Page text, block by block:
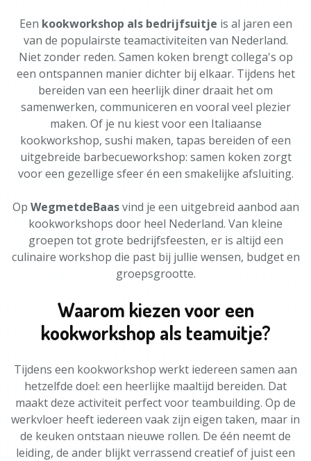
Een kookworkshop als bedrijfsuitje is al jaren een
van de populairste teamactiviteiten van Nederland.
Niet zonder reden. Samen koken brengt collega's op
een ontspannen manier dichter bij elkaar. Tijdens het
bereiden van een heerlijk diner draait het om
samenwerken, communiceren en vooral veel plezier
maken. Of je nu kiest voor een Italiaanse
kookworkshop, sushi maken, tapas bereiden of een
uitgebreide barbecueworkshop: samen koken zorgt
voor een gezellige sfeer én een smakelijke afsluiting.
Op WegmetdeBaasvind je een uitgebreid aanbod aan
kookworkshops door heel Nederland. Van kleine
groepen tot grote bedrijfsfeesten, er is altijd een
culinaire workshop die past bij jullie wensen, budget en
groepsgrootte.
Waarom kiezen voor een
kookworkshop als teamuitje?
Tijdens een kookworkshop werkt iedereen samen aan
hetzelfde doel: een heerlijke maaltijd bereiden. Dat
maakt deze activiteit perfect voor teambuilding. Op de
werkvloer heeft iedereen vaak zijn eigen taken, maar in
de keuken ontstaan nieuwe rollen. De één neemt de
leiding, de ander blijkt verrassend creatief of juist een